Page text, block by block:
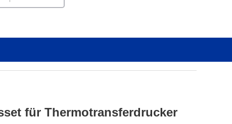
für Thermotransferdrucker